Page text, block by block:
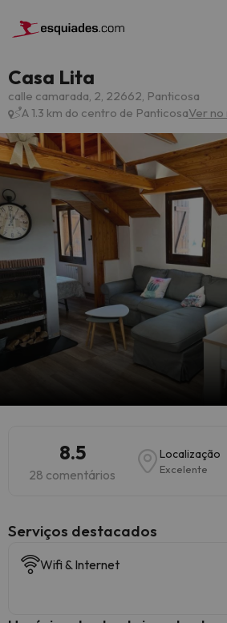
Casa Lita
calle camarada, 2, 22662, Panticosa
A 1.3 km do centro de PanticosaVer no
8.5
28 comentários
Localização
Excelente
Serviços destacados
Wifi & Internet